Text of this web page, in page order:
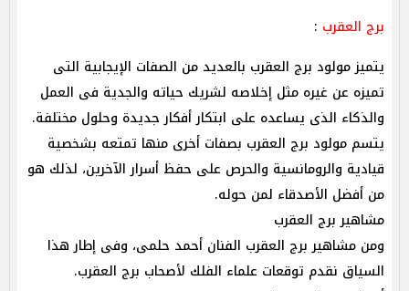
برج العقرب :
يتميز مولود برج العقرب بالعديد من الصفات الإيجابية التى
تميزه عن غيره مثل إخلاصه لشريك حياته والجدية فى العمل
والذكاء الذى يساعده على ابتكار أفكار جديدة وحلول مختلفة.
يتسم مولود برج العقرب بصفات أخرى منها تمتعه بشخصية
قيادية والرومانسية والحرص على حفظ أسرار الآخرين، لذلك هو
من أفضل الأصدقاء لمن حوله.
مشاهير برج العقرب
ومن مشاهير برج العقرب الفنان أحمد حلمى، وفى إطار هذا
السياق نقدم توقعات علماء الفلك لأصحاب برج العقرب.